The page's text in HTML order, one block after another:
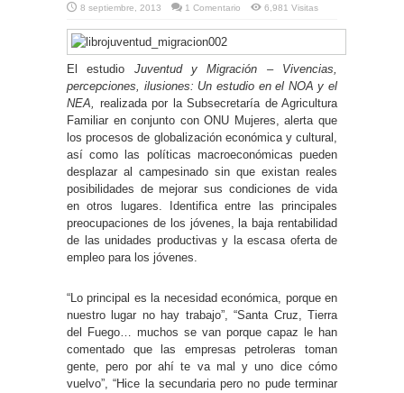
8 septiembre, 2013
1 Comentario 6,981 Visitas
El estudio Juventud y Migración – Vivencias,
percepciones, ilusiones: Un estudio en el NOA y el
NEA,
realizada por la Subsecretaría de Agricultura
Familiar en conjunto con ONU Mujeres, alerta que
los procesos de globalización económica y cultural,
así como las políticas macroeconómicas pueden
desplazar al campesinado sin que existan reales
posibilidades de mejorar sus condiciones de vida
en otros lugares. Identifica entre las principales
preocupaciones de los jóvenes, la baja rentabilidad
de las unidades productivas y la escasa oferta de
empleo para los jóvenes.
“Lo principal es la necesidad económica, porque en
nuestro lugar no hay trabajo”, “Santa Cruz, Tierra
del Fuego… muchos se van porque capaz le han
comentado que las empresas petroleras toman
gente, pero por ahí te va mal y uno dice cómo
vuelvo”, “Hice la secundaria pero no pude terminar